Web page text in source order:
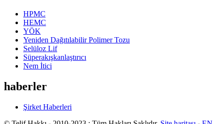
HPMC
HEMC
YÖK
Yeniden Dağıtılabilir Polimer Tozu
Selüloz Lif
Süperakışkanlaştırıcı
Nem İtici
haberler
Şirket Haberleri